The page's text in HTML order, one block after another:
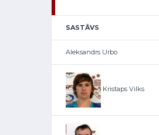
SASTĀVS
Aleksandrs Urbo
Kristaps Vilks